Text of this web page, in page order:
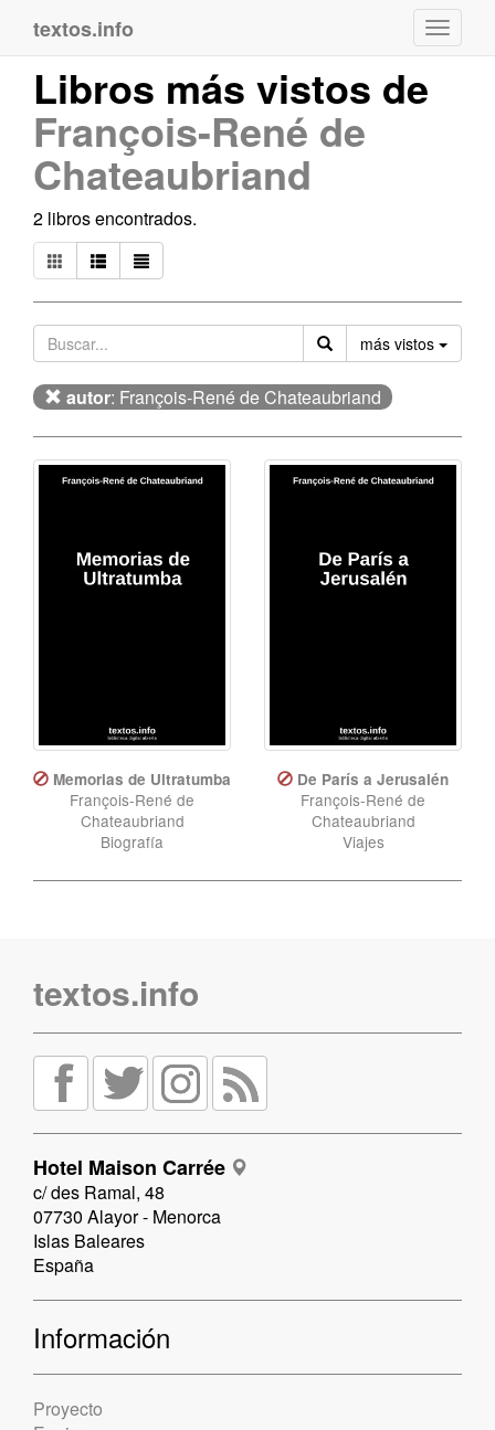
textos.info
Libros más vistos de
François-René de
Chateaubriand
2 libros encontrados.
más vistos
autor: François-René de Chateaubriand
Memorias de Ultratumba
François-René de
Chateaubriand
Biografía
De París a Jerusalén
François-René de
Chateaubriand
Viajes
textos.info
Hotel Maison Carrée
c/ des Ramal, 48
07730 Alayor - Menorca
Islas Baleares
España
Información
Proyecto